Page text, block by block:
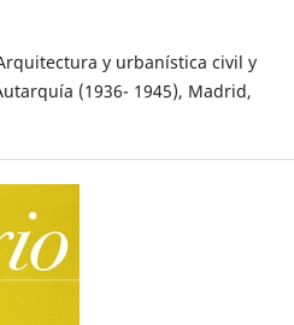
Arquitectura y urbanística civil y
(1936- 1945), Madrid,